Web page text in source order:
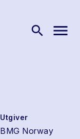
search menu
Utgiver
BMG Norway